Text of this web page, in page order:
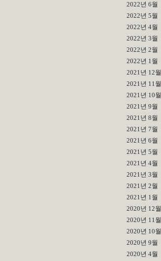
2022년 6월
2022년 5월
2022년 4월
2022년 3월
2022년 2월
2022년 1월
2021년 12월
2021년 11월
2021년 10월
2021년 9월
2021년 8월
2021년 7월
2021년 6월
2021년 5월
2021년 4월
2021년 3월
2021년 2월
2021년 1월
2020년 12월
2020년 11월
2020년 10월
2020년 9월
2020년 4월